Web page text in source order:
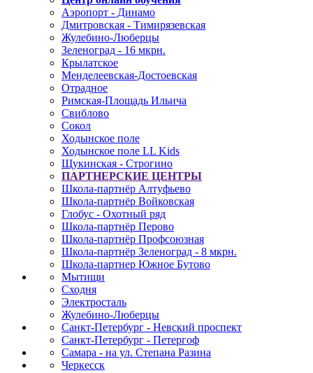
Аэропорт - Динамо
Дмитровская - Тимирязевская
Жулебино-Люберцы
Зеленоград - 16 мкрн.
Крылатское
Менделеевская-Достоевская
Отрадное
Римская-Площадь Ильича
Свиблово
Сокол
Ходынское поле
Ходынское поле LL Kids
Щукинская - Строгино
ПАРТНЕРСКИЕ ЦЕНТРЫ
Школа-партнёр Алтуфьево
Школа-партнёр Войковская
Глобус - Охотный ряд
Школа-партнёр Перово
Школа-партнёр Профсоюзная
Школа-партнёр Зеленоград - 8 мкрн.
Школа-партнер Южное Бутово
Мытищи
Сходня
Электросталь
Жулебино-Люберцы
Санкт-Петербург - Невский проспект
Санкт-Петербург - Петергоф
Самара - на ул. Степана Разина
Черкесск